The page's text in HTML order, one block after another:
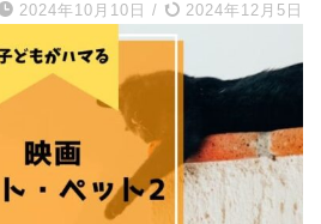
2024年10月10日 / 2024年12月5日